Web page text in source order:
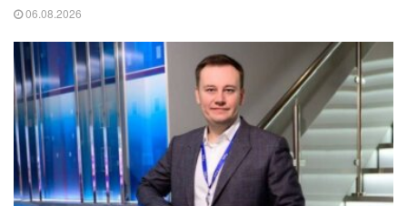
06.08.2026